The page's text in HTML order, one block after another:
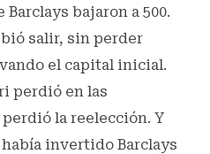
Barclays bajaron a 500.
salir, sin perder
el capital inicial.
perdió en las
la reelección. Y
invertido Barclays